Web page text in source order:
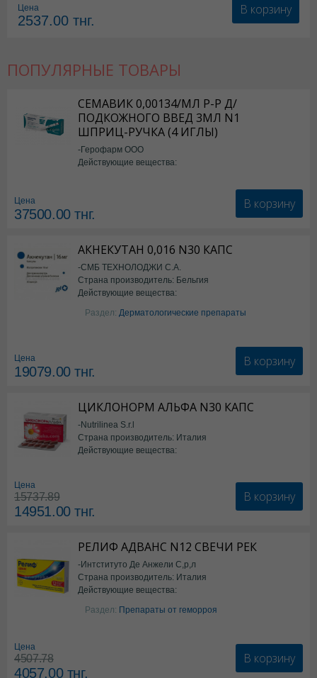
Цена
2537.00 тнг.
В корзину
ПОПУЛЯРНЫЕ ТОВАРЫ
СЕМАВИК 0,00134/МЛ Р-Р Д/
ПОДКОЖНОГО ВВЕД 3МЛ N1
ШПРИЦ-РУЧКА (4 ИГЛЫ)
-Герофарм ООО
Действующие вещества:
Цена
37500.00тнг.
В корзину
АКНЕКУТАН 0,016 N30 КАПС
-СМБ ТЕХНОЛОДЖИ С.А.
Страна производитель: Бельгия
Действующие вещества:
Изотретиноин
Раздел: Дерматологические препараты
Цена
19079.00тнг.
В корзину
ЦИКЛОНОРМ АЛЬФА N30 КАПС
-Nutrilinea S.r.l
Страна производитель: Италия
Действующие вещества:
Цена
15737.89
14951.00тнг.
В корзину
РЕЛИФ АДВАНС N12 СВЕЧИ РЕК
-Интституто Де Анжели С,р,л
Страна производитель: Италия
Действующие вещества:
Бензокаин
Раздел: Препараты от геморроя
Цена
4507.78
4057.00тнг.
В корзину